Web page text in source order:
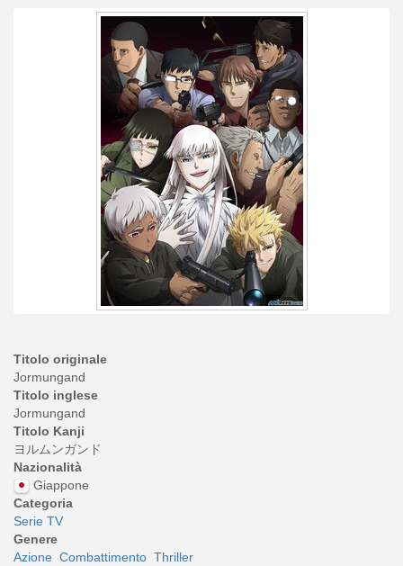
Titolo originale
Jormungand
Titolo inglese
Jormungand
Titolo Kanji
ヨルムンガンド
Nazionalità
Giappone
Categoria
Serie TV
Genere
Azione Combattimento Thriller